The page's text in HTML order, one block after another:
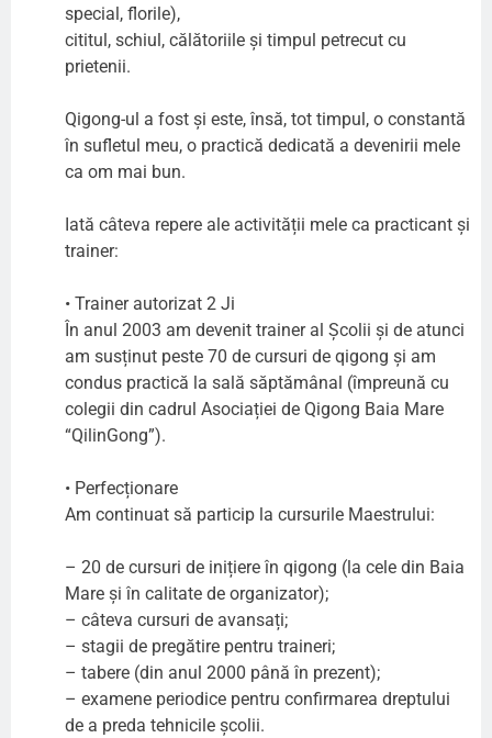
special, florile),
cititul, schiul, călătoriile și timpul petrecut cu
prietenii.
Qigong-ul a fost și este, însă, tot timpul, o constantă
în sufletul meu, o practică dedicată a devenirii mele
ca om mai bun.
Iată câteva repere ale activității mele ca practicant și
trainer:
• Trainer autorizat 2 Ji
În anul 2003 am devenit trainer al Școlii și de atunci
am susținut peste 70 de cursuri de qigong și am
condus practică la sală săptămânal (împreună cu
colegii din cadrul Asociației de Qigong Baia Mare
“QilinGong”).
• Perfecționare
Am continuat să particip la cursurile Maestrului:
– 20 de cursuri de inițiere în qigong (la cele din Baia
Mare și în calitate de organizator);
– câteva cursuri de avansați;
– stagii de pregătire pentru traineri;
– tabere (din anul 2000 până în prezent);
– examene periodice pentru confirmarea dreptului
de a preda tehnicile școlii.